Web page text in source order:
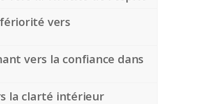
vers
vers la confiance dans
la clarté intérieur